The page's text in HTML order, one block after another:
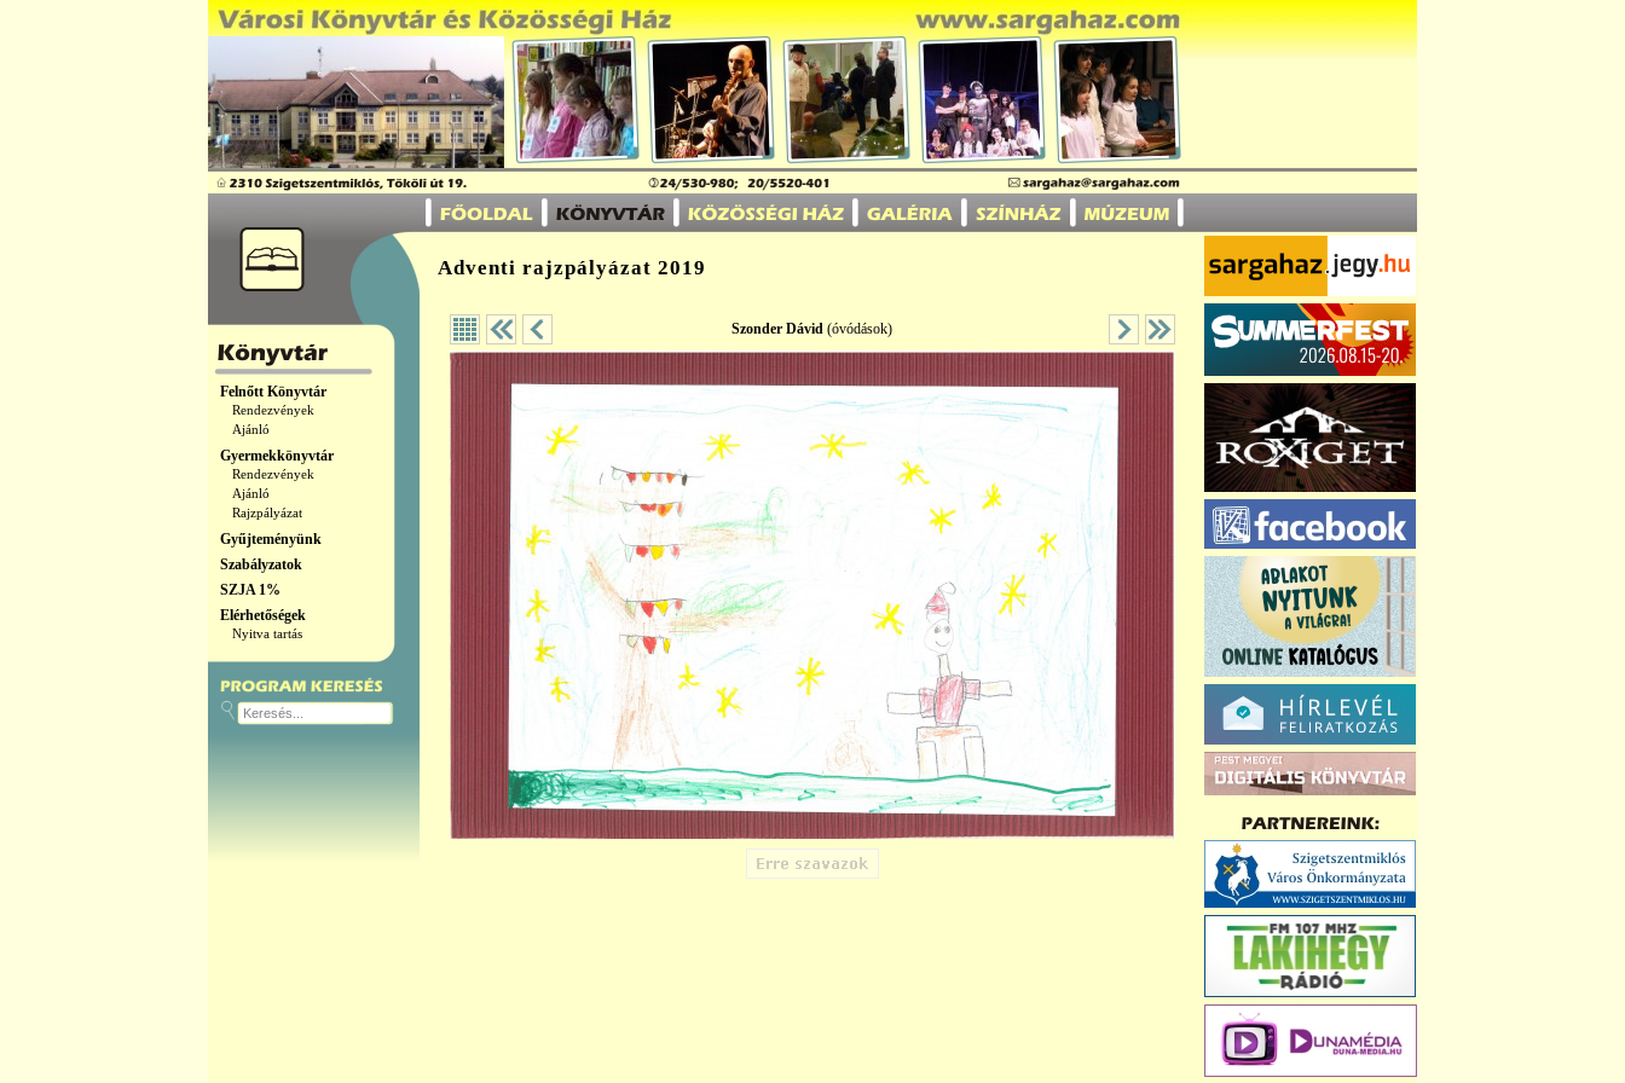
Felnőtt Könyvtár
Rendezvények
Ajánló
Gyermekkönyvtár
Rendezvények
Ajánló
Rajzpályázat
Gyűjteményünk
Szabályzatok
SZJA 1%
Elérhetőségek
Nyitva tartás
Adventi rajzpályázat 2019
Szonder Dávid (óvódások)